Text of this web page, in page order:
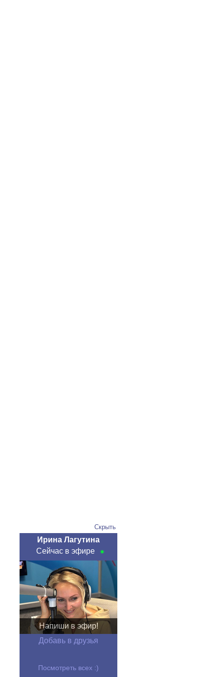
Скрыть
Ирина Лагутина
Сейчас в эфире
Напиши в эфир!
Добавь в друзья
Посмотреть всех :)